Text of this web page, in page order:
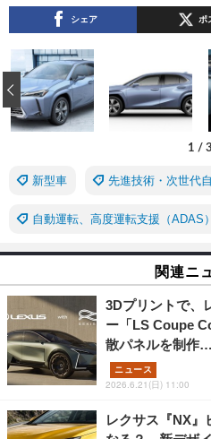
シェア ポ
1 / 3
‹
新型車 先進技術・次世代
自動運転、高度運転支援（ADAS）
関連ニ
3Dプリントで、
ー「LS Coupe
散パネルを制作
ニュース
2026.6.21(日) 11:00
レクサス『NX』